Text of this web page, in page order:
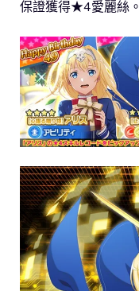
保證獲得★4愛麗絲。